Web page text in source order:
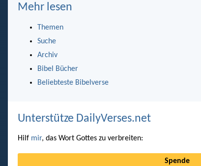
Mehr lesen
Themen
Suche
Archiv
Bibel Bücher
Beliebteste Bibelverse
Unterstütze DailyVerses.net
Hilf mir, das Wort Gottes zu verbreiten:
Spende